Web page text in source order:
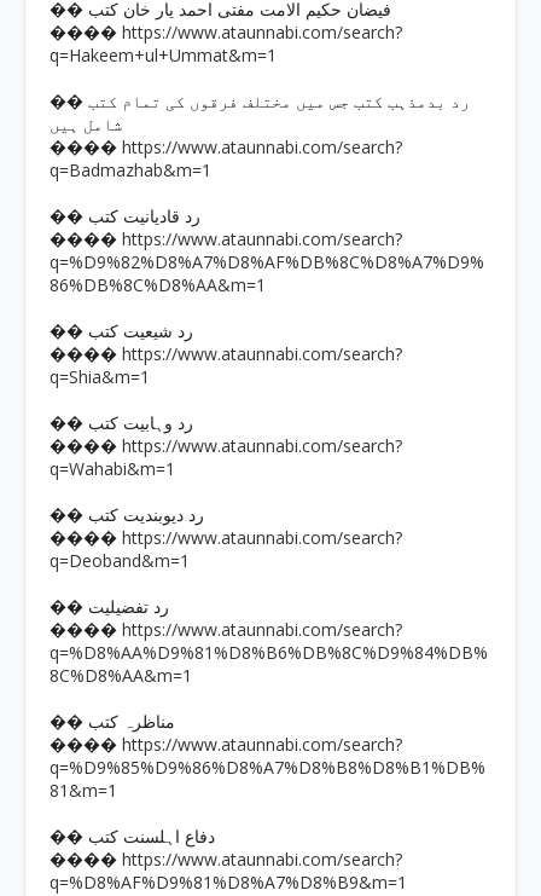
�� فیضان حکیم الامت مفتی احمد یار خان کتب
���� https://www.ataunnabi.com/search?
q=Hakeem+ul+Ummat&m=1
�� رد بدمذہب کتب جس میں مختلف فرقوں کی تمام کتب
شامل ہیں
���� https://www.ataunnabi.com/search?
q=Badmazhab&m=1
�� رد قادیانیت کتب
���� https://www.ataunnabi.com/search?
q=%D9%82%D8%A7%D8%AF%DB%8C%D8%A7%D9%
86%DB%8C%D8%AA&m=1
�� رد شیعیت کتب
���� https://www.ataunnabi.com/search?
q=Shia&m=1
�� رد وہابیت کتب
���� https://www.ataunnabi.com/search?
q=Wahabi&m=1
�� رد دیوبندیت کتب
���� https://www.ataunnabi.com/search?
q=Deoband&m=1
�� رد تفضیلیت
���� https://www.ataunnabi.com/search?
q=%D8%AA%D9%81%D8%B6%DB%8C%D9%84%DB%
8C%D8%AA&m=1
�� مناظرہ کتب
���� https://www.ataunnabi.com/search?
q=%D9%85%D9%86%D8%A7%D8%B8%D8%B1%DB%
81&m=1
�� دفاع اہلسنت کتب
���� https://www.ataunnabi.com/search?
q=%D8%AF%D9%81%D8%A7%D8%B9&m=1